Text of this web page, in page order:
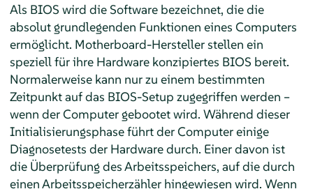
Als BIOS wird die Software bezeichnet, die die
absolut grundlegenden Funktionen eines Computers
ermöglicht. Motherboard-Hersteller stellen ein
speziell für ihre Hardware konzipiertes BIOS bereit.
Normalerweise kann nur zu einem bestimmten
Zeitpunkt auf das BIOS-Setup zugegriffen werden –
wenn der Computer gebootet wird. Während dieser
Initialisierungsphase führt der Computer einige
Diagnosetests der Hardware durch. Einer davon ist
die Überprüfung des Arbeitsspeichers, auf die durch
einen Arbeitsspeicherzähler hingewiesen wird. Wenn